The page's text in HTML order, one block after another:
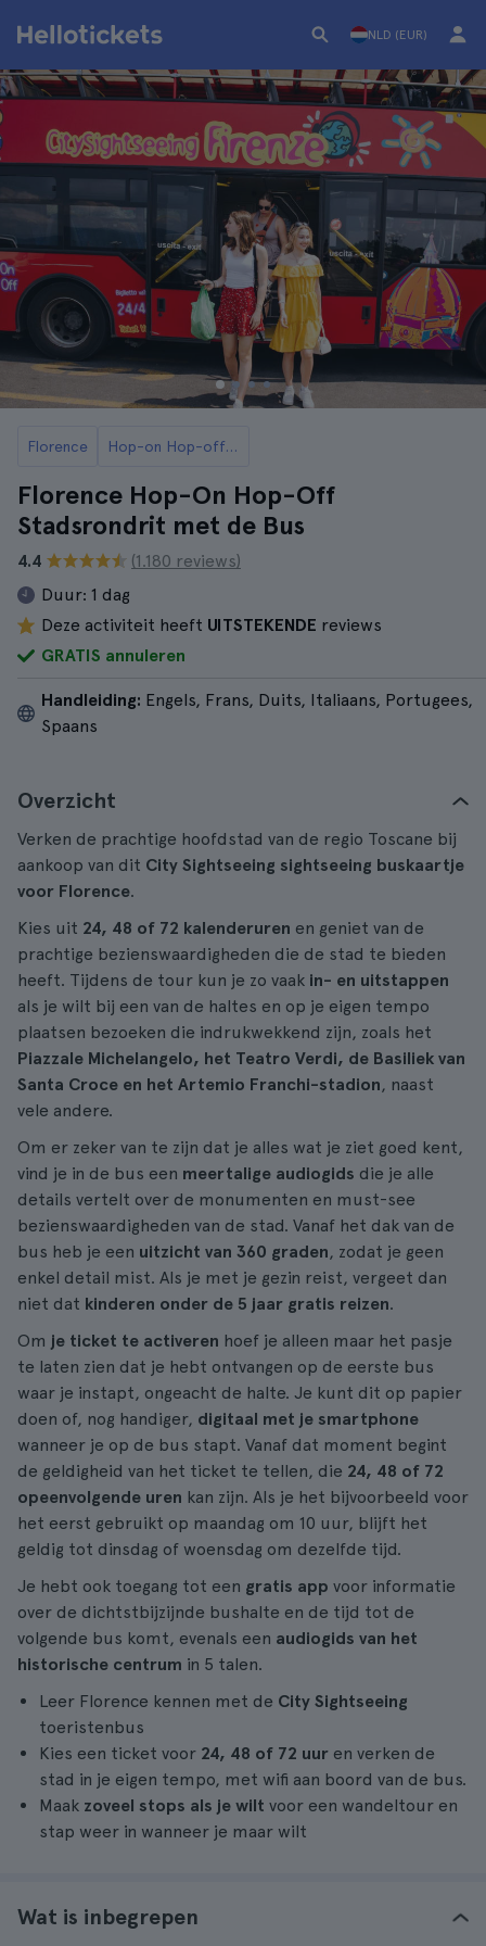
NLD (EUR)
Florence Hop-on Hop-offbus in Florence
Florence Hop-On Hop-Off
Stadsrondrit met de Bus
4.4
(1.180 reviews)
Duur: 1 dag
Deze activiteit heeft UITSTEKENDE reviews
GRATIS annuleren
Handleiding: Engels, Frans, Duits, Italiaans, Portugees,
Spaans
Overzicht
Verken de prachtige hoofdstad van de regio Toscane bij
aankoop van dit City Sightseeing sightseeing buskaartje
voor Florence.
Kies uit 24, 48 of 72 kalenderuren en geniet van de
prachtige bezienswaardigheden die de stad te bieden
heeft. Tijdens de tour kun je zo vaak in- en uitstappen
als je wilt bij een van de haltes en op je eigen tempo
plaatsen bezoeken die indrukwekkend zijn, zoals het
Piazzale Michelangelo, het Teatro Verdi, de Basiliek van
Santa Croce en het Artemio Franchi-stadion, naast
vele andere.
Om er zeker van te zijn dat je alles wat je ziet goed kent,
vind je in de bus een meertalige audiogids die je alle
details vertelt over de monumenten en must-see
bezienswaardigheden van de stad. Vanaf het dak van de
bus heb je een uitzicht van 360 graden, zodat je geen
enkel detail mist. Als je met je gezin reist, vergeet dan
niet dat kinderen onder de 5 jaar gratis reizen.
Om je ticket te activeren hoef je alleen maar het pasje
te laten zien dat je hebt ontvangen op de eerste bus
waar je instapt, ongeacht de halte. Je kunt dit op papier
doen of, nog handiger, digitaal met je smartphone
wanneer je op de bus stapt. Vanaf dat moment begint
de geldigheid van het ticket te tellen, die 24, 48 of 72
opeenvolgende uren kan zijn. Als je het bijvoorbeeld voor
het eerst gebruikt op maandag om 10 uur, blijft het
geldig tot dinsdag of woensdag om dezelfde tijd.
Je hebt ook toegang tot een gratis app voor informatie
over de dichtstbijzijnde bushalte en de tijd tot de
volgende bus komt, evenals een audiogids van het
historische centrum in 5 talen.
Leer Florence kennen met de City Sightseeing
toeristenbus
Kies een ticket voor 24, 48 of 72 uur en verken de
stad in je eigen tempo, met wifi aan boord van de bus.
Maak zoveel stops als je wilt voor een wandeltour en
stap weer in wanneer je maar wilt
Wat is inbegrepen